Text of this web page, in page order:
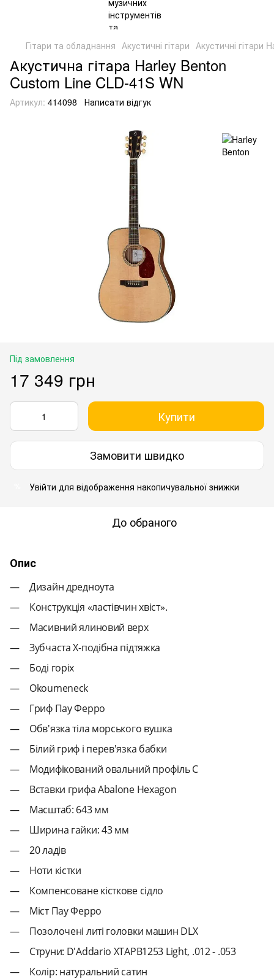
Гітари та обладнання Акустичні гітари Акустичні гітари
Акустична гітара Harley Benton
Custom Line CLD-41S WN
Артикул: 414098 Написати відгук
Під замовлення
17 349 грн
Купити
Замовити швидко
Увійти для відображення накопичувальної знижки
До обраного
Опис
Дизайн дредноута
Конструкція «ластівчин хвіст».
Масивний ялиновий верх
Зубчаста Х-подібна підтяжка
Боді горіх
Okoumeneck
Гриф Пау Ферро
Обв'язка тіла морського вушка
Білий гриф і перев'язка бабки
Модифікований овальний профіль C
Вставки грифа Abalone Hexagon
Масштаб: 643 мм
Ширина гайки: 43 мм
20 ладів
Ноти кістки
Компенсоване кісткове сідло
Міст Пау Ферро
Позолочені литі головки машин DLX
Струни: D'Addario XTAPB1253 Light, .012 - .053
Колір: натуральний сатин